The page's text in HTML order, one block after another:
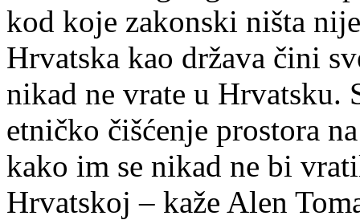
kod koje zakonski ništa
Hrvatska kao država čini
nikad ne vrate u Hrvatsku.
etničko čišćenje prostora
kako im se nikad ne bi
Hrvatskoj – kaže Alen